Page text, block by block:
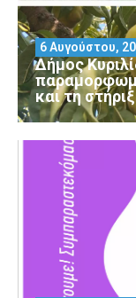
Δήμος
και τη
6 Αυγούστου,